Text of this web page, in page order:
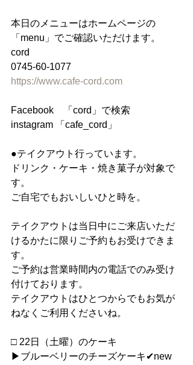
本日のメニューはホームページの
「menu」でご確認いただけます。
cord
0745-60-1077
https://www.cafe-cord.com
Facebook　「cord」で検索
instagram 「cafe_cord」
●テイクアウト行っています。
ドリンク・ケーキ・焼き菓子が対象で
す。
ご自宅でもおいしいひと時を。
テイクアウトは当日中にご来店いただ
けるかたに限りご予約もお受けできま
す。
ご予約は営業時間内の電話でのみ受け
付けております。
テイクアウトはひとつからでもお気が
ねなくご利用くださいね。
□ 22日（土曜）のケーキ
▶︎ブルーベリーのチーズケーキ✔︎new